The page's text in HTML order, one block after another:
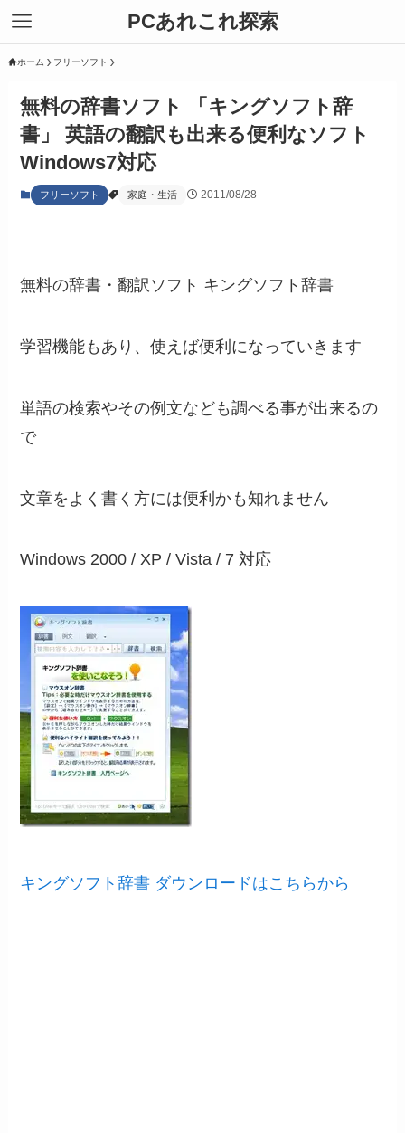
PCあれこれ探索
ホーム フリーソフト
無料の辞書ソフト 「キングソフト辞
書」 英語の翻訳も出来る便利なソフト
Windows7対応
フリーソフト 家庭・生活 2011/08/28
無料の辞書・翻訳ソフト キングソフト辞書
学習機能もあり、使えば便利になっていきます
単語の検索やその例文なども調べる事が出来るの
で
文章をよく書く方には便利かも知れません
Windows 2000 / XP / Vista / 7 対応
キングソフト辞書 ダウンロードはこちらから